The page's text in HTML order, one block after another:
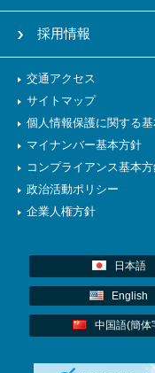
採用情報
交通アクセス
サイトマップ
個人情報保護に関する
マイナンバー基本方針
コンプライアンス基本
政治活動ポリシー
企業人権方針
日本語
English
中国語(簡体